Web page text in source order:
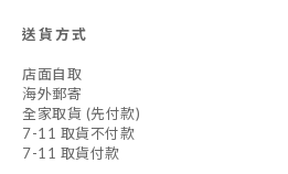
送貨方式
店面自取
海外郵寄
全家取貨 (先付款)
7-11 取貨不付款
7-11 取貨付款